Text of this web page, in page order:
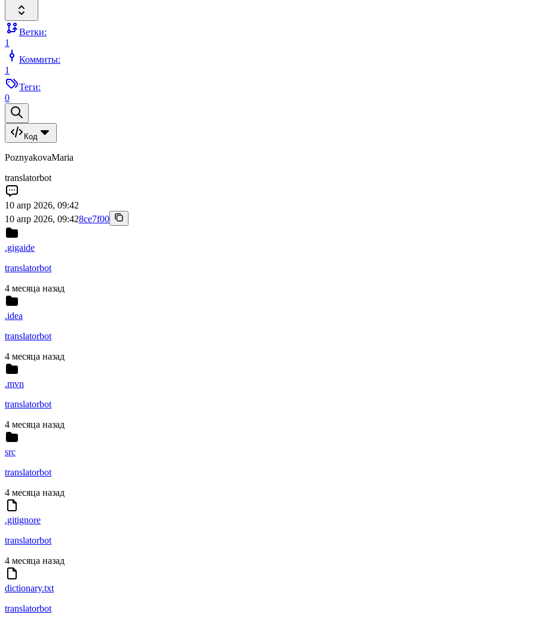
Ветки:
1
Коммиты:
1
Теги:
0
Код
PoznyakovaMaria
translatorbot
10 апр 2026, 09:42
10 апр 2026, 09:428ce7f00
.gigaide
translatorbot
4 месяца назад
.idea
translatorbot
4 месяца назад
.mvn
translatorbot
4 месяца назад
src
translatorbot
4 месяца назад
.gitignore
translatorbot
4 месяца назад
dictionary.txt
translatorbot